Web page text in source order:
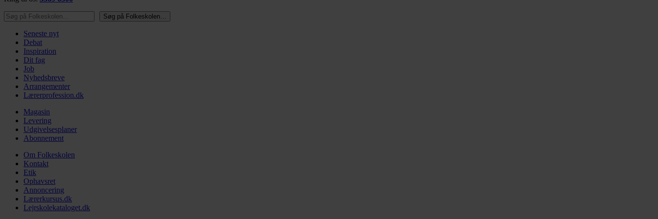
Søg på Folkeskolen…
Søg på Folkeskolen…
Seneste nyt
Debat
Inspiration
Dit fag
Job
Nyhedsbreve
Arrangementer
Lærerprofession.dk
Magasin
Levering
Udgivelsesplaner
Abonnement
Om Folkeskolen
Kontakt
Etik
Ophavsret
Annoncering
Lærerkursus.dk
Lejrskolekataloget.dk